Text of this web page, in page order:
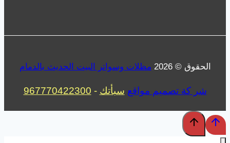
الحقوق © 2026 مظلات وسواتر البيت الحديث بالدمام
شر كة تصميم مواقع سبأتك -
967770422300